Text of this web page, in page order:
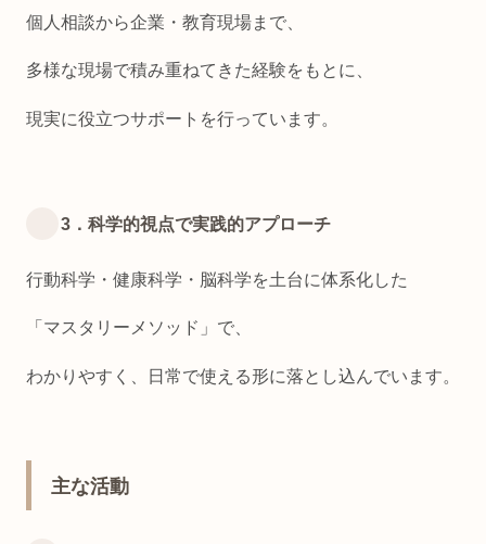
個人相談から企業・教育現場まで、
多様な現場で積み重ねてきた経験をもとに、
現実に役立つサポートを行っています。
3．科学的視点で実践的アプローチ
行動科学・健康科学・脳科学を土台に体系化した
「マスタリーメソッド」で、
わかりやすく、日常で使える形に落とし込んでいます。
主な活動